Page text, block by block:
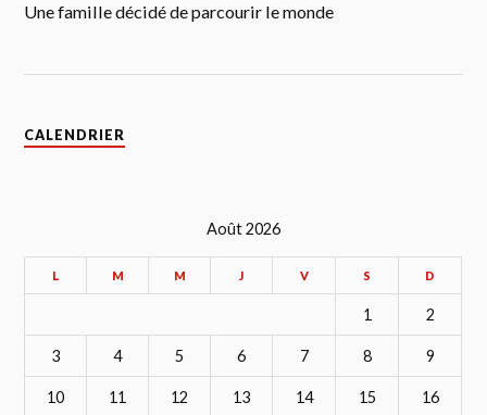
Une famille décidé de parcourir le monde
CALENDRIER
Août 2026
L M M J V S D
1 2
3 4 5 6 7 8 9
10 11 12 13 14 15 16